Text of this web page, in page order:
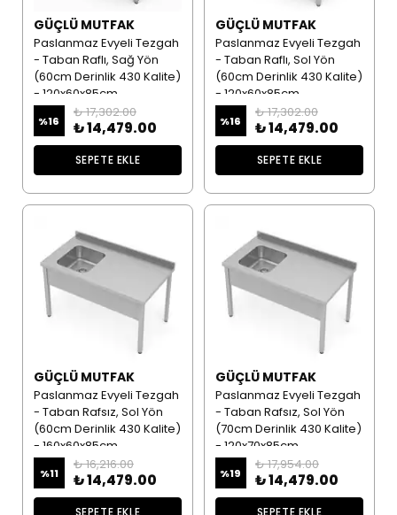
GÜÇLÜ MUTFAK
Paslanmaz Evyeli Tezgah
- Taban Raflı, Sağ Yön
(60cm Derinlik 430 Kalite)
- 120x60x85cm
%16
₺ 17,302.00
₺ 14,479.00
SEPETE EKLE
GÜÇLÜ MUTFAK
Paslanmaz Evyeli Tezgah
- Taban Raflı, Sol Yön
(60cm Derinlik 430 Kalite)
- 120x60x85cm
%16
₺ 17,302.00
₺ 14,479.00
SEPETE EKLE
GÜÇLÜ MUTFAK
Paslanmaz Evyeli Tezgah
- Taban Rafsız, Sol Yön
(60cm Derinlik 430 Kalite)
- 160x60x85cm
%11
₺ 16,216.00
₺ 14,479.00
GÜÇLÜ MUTFAK
Paslanmaz Evyeli Tezgah
- Taban Rafsız, Sol Yön
(70cm Derinlik 430 Kalite)
- 120x70x85cm
%19
₺ 17,954.00
₺ 14,479.00